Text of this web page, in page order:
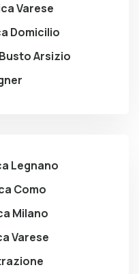
Varese
Domicilio
Arsizio
Legnano
Como
Milano
Varese